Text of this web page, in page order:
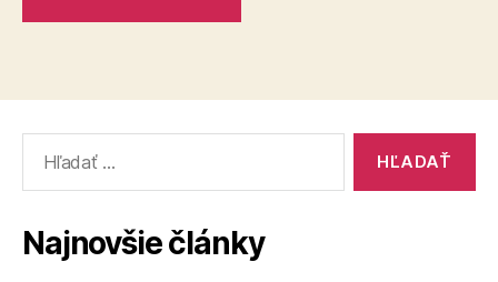
Najnovšie články